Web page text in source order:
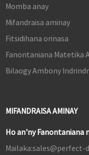
Momba anay
Mifandraisa aminay
Fitsidihana orinasa
Fanontaniana Matetika
Bilaogy Ambony
MIFANDRAISA AMINAY
Ho an'ny Fanontaniana
Mailaka:sales@perfect-